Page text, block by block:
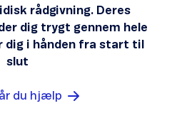
rådgivning. Deres
dig trygt gennem hele
dig i hånden fra start til
slut
du hjælp